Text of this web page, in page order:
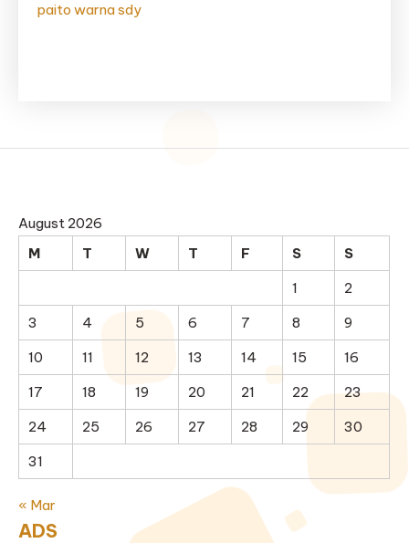
paito warna sdy
August 2026
M
T W T F S
S
1
2
3
4 5 6 7 8
9
10
11 12 13 14 15
16
17
18 19 20 21 22
23
24
25 26 27 28 29
30
31
« Mar
ADS